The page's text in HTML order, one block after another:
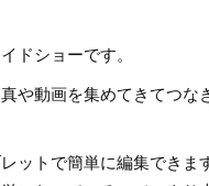
ドショーです。
や動画を集めてきてつな
ットで簡単に編集できま